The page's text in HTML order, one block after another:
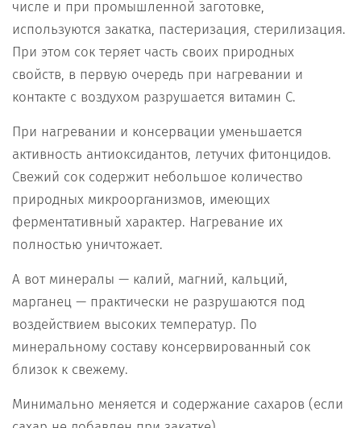
числе и при промышленной заготовке,
используются закатка, пастеризация, стерилизация.
При этом сок теряет часть своих природных
свойств, в первую очередь при нагревании и
контакте с воздухом разрушается витамин C.
При нагревании и консервации уменьшается
активность антиоксидантов, летучих фитонцидов.
Свежий сок содержит небольшое количество
природных микроорганизмов, имеющих
ферментативный характер. Нагревание их
полностью уничтожает.
А вот минералы — калий, магний, кальций,
марганец — практически не разрушаются под
воздействием высоких температур. По
минеральному составу консервированный сок
близок к свежему.
Минимально меняется и содержание сахаров (если